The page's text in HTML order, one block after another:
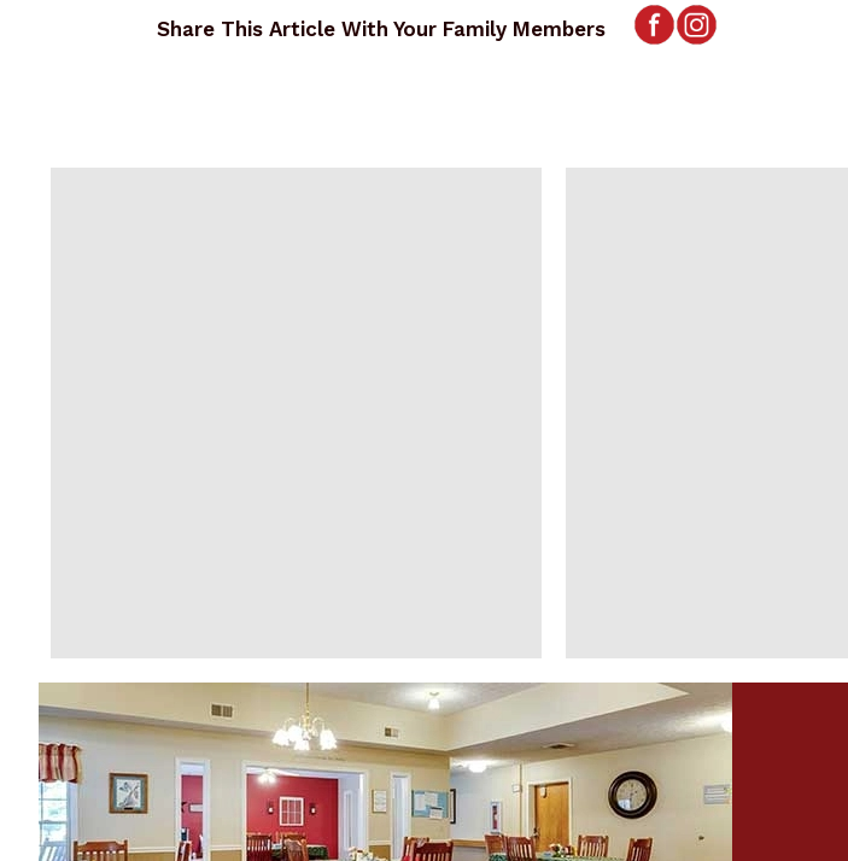
Share This Article With Your Family Members